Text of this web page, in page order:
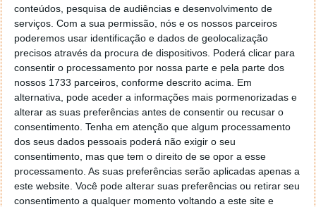
conteúdos, pesquisa de audiências e desenvolvimento de
serviços. Com a sua permissão, nós e os nossos parceiros
poderemos usar identificação e dados de geolocalização
precisos através da procura de dispositivos. Poderá clicar para
consentir o processamento por nossa parte e pela parte dos
nossos 1733 parceiros, conforme descrito acima. Em
alternativa, pode aceder a informações mais pormenorizadas e
alterar as suas preferências antes de consentir ou recusar o
consentimento. Tenha em atenção que algum processamento
dos seus dados pessoais poderá não exigir o seu
consentimento, mas que tem o direito de se opor a esse
processamento. As suas preferências serão aplicadas apenas a
este website. Você pode alterar suas preferências ou retirar seu
consentimento a qualquer momento voltando a este site e
Xiaomi tem muito para mostrar
Uma questão está a ser levantada e será
interessante ver como a Xiaomi reage ou consegue
ultrapassar. O Wear OS é conhecido por ter uma
gestão de energia mais limitada e consumos mais
elevados. A marca habituou a relógios com suporte
de bateria para vários dias, algo que provavelmente
não vai acontecer.